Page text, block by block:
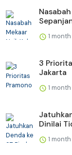
1
3
Jakarta
1
Dinilai
1